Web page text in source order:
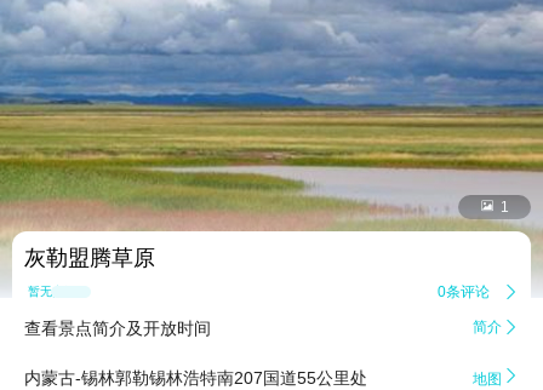
 1
灰勒盟腾草原
暂无点评 0条评论 
查看景点简介及开放时间 简介 
内蒙古-锡林郭勒锡林浩特南207国道55公里处 地图 
